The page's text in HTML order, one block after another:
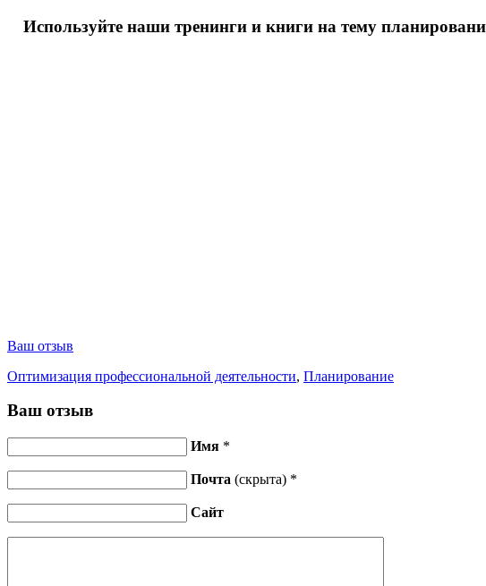
Используйте наши тренинги и книги на тему
Ваш отзыв
Оптимизация профессиональной деятельности, Планирование
Ваш отзыв
Имя *
Почта (скрыта) *
Сайт